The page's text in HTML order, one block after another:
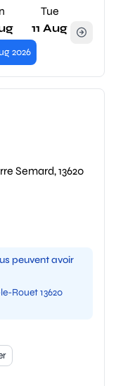
Tue
11 Aug
2026
Semard, 13620
peuvent avoir
Rouet 13620